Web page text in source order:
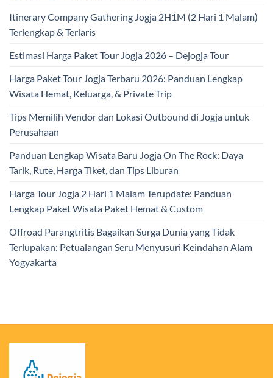
Itinerary Company Gathering Jogja 2H1M (2 Hari 1 Malam)
Terlengkap & Terlaris
Estimasi Harga Paket Tour Jogja 2026 – Dejogja Tour
Harga Paket Tour Jogja Terbaru 2026: Panduan Lengkap
Wisata Hemat, Keluarga, & Private Trip
Tips Memilih Vendor dan Lokasi Outbound di Jogja untuk
Perusahaan
Panduan Lengkap Wisata Baru Jogja On The Rock: Daya
Tarik, Rute, Harga Tiket, dan Tips Liburan
Harga Tour Jogja 2 Hari 1 Malam Terupdate: Panduan
Lengkap Paket Wisata Paket Hemat & Custom
Offroad Parangtritis Bagaikan Surga Dunia yang Tidak
Terlupakan: Petualangan Seru Menyusuri Keindahan Alam
Yogyakarta